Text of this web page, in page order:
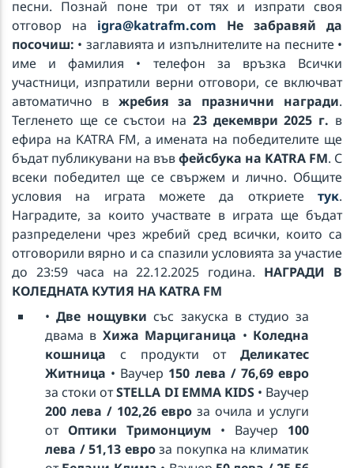
KATRA FM Live
песни. Познай поне три от тях и изпрати своя
отговор на igra@katrafm.com
Не забравяй да
посочиш: • заглавията и изпълнителите на песните •
име и фамилия • телефон за връзка Всички
участници, изпратили верни отговори, се включват
автоматично в жребия за празнични награди.
Тегленето ще се състои на 23 декември 2025 г. в
ефира на KATRA FM, а имената на победителите ще
бъдат публикувани на въвфейсбука на KATRA FM. С
всеки победител ще се свържем и лично. Общите
условия на играта можете да откриете тук.
Наградите, за които участвате в играта ще бъдат
разпределени чрез жребий сред всички, които са
отговорили вярно и са спазили условията за участие
до 23:59 часа нa 22.12.2025 година. НАГРАДИ В
КОЛЕДНАТА КУТИЯ НА KATRA FM
•Две нощувки със закуска в студио за
двама в Хижа Марциганица • Коледна
кошница с продукти от Деликатес
Житница • Ваучер 150 лева / 76,69 евро
за стоки отSTELLA DI EMMA KIDS• Ваучер
200 лева / 102,26 евро за очила и услуги
от Оптики Тримонциум • Ваучер 100
лева / 51,13 евроза покупка на климатик